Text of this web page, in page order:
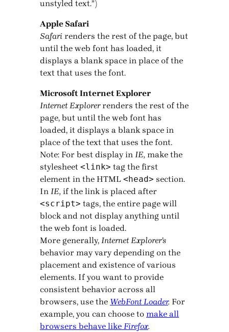
unstyled text.”)
Apple Safari
Safari renders the rest of the page, but
until the web font has loaded, it
displays a blank space in place of the
text that uses the font.
Microsoft Internet Explorer
Internet Explorerrenders the rest of the
page, but until the web font has
loaded, it displays a blank space in
place of the text that uses the font.
Note: For best display in IE, make the
stylesheet <link> tag the first
element in the HTML <head> section.
In IE, if the link is placed after
<script> tags, the entire page will
block and not display anything until
the web font is loaded.
More generally, Internet Explorer’s
behavior may vary depending on the
placement and existence of various
elements. If you want to provide
consistent behavior across all
browsers, use the WebFont Loader. For
example, you can choose to make all
browsers behave like Firefox.